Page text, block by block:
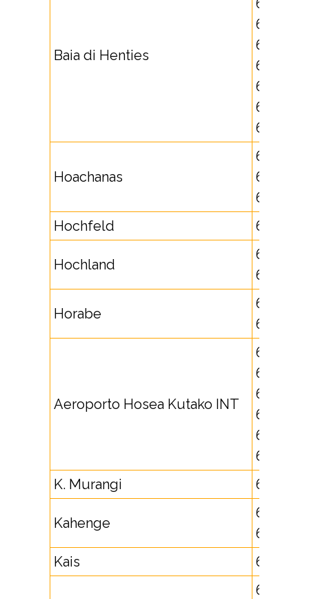
Baia di Henties
64501,
64502,
641702,
641703,
641704,
641705,
641706
Hoachanas
631725,
632653,
632654
Hochfeld
62549
Hochland
621743,
625722
Horabe
671746,
672323
Aeroporto Hosea Kutako INT
621771,
625430,
625434,
625435,
627024,
627025
K. Murangi
661706
Kahenge
661707,
662579
Kais
632808
66423,